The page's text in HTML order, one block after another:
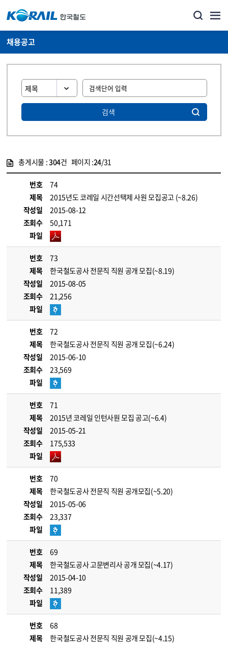
채용공고
검색
총게시물 :304건 페이지 :24/31
번호
74
제목
2015년도 코레일 시간선택제 사원 모집공고 (~8.26)
작성일
2015-08-12
조회수
50,171
파일
번호
73
제목
한국철도공사 전문직 직원 공개 모집(~8.19)
작성일
2015-08-05
조회수
21,256
파일
번호
72
제목
한국철도공사 전문직 직원 공개 모집(~6.24)
작성일
2015-06-10
조회수
23,569
파일
번호
71
제목
2015년 코레일 인턴사원 모집 공고(~6.4)
작성일
2015-05-21
조회수
175,533
파일
번호
70
제목
한국철도공사 전문직 직원 공개모집(~5.20)
작성일
2015-05-06
조회수
23,337
파일
번호
69
제목
한국철도공사 고문변리사 공개 모집(~4.17)
작성일
2015-04-10
조회수
11,389
파일
번호
68
제목
한국철도공사 전문직 직원 공개 모집(~4.15)